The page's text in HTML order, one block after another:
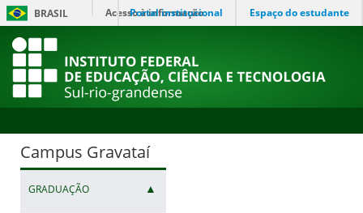
BRASIL Acesso à informação
Portal institucional Espaço do estudante
Campus Gravataí
GRADUAÇÃO ▲